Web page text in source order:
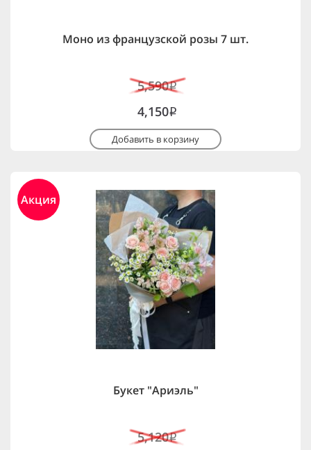
Моно из французской розы 7 шт.
5,590i
4,150i
Добавить в корзину
Акция
Букет "Ариэль"
5,120i